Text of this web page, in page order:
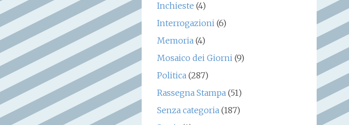
Inchieste (4)
Interrogazioni(6)
Memoria(4)
Mosaico dei Giorni(9)
Politica(287)
Rassegna Stampa(51)
Senza categoria(187)